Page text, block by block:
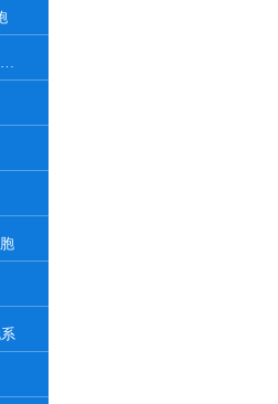
L-WRN 小鼠皮下結締組織細胞系